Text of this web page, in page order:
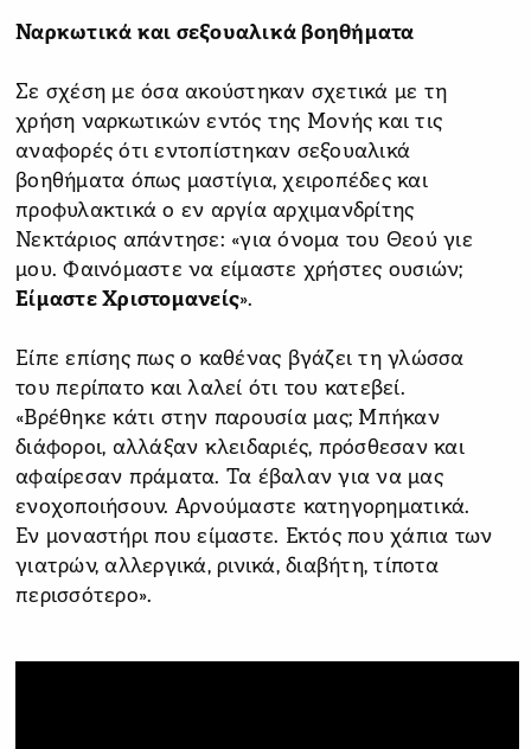
Ναρκωτικά και σεξουαλικά βοηθήματα
Σε σχέση με όσα ακούστηκαν σχετικά με τη
χρήση ναρκωτικών εντός της Μονής και τις
αναφορές ότι εντοπίστηκαν σεξουαλικά
βοηθήματα όπως μαστίγια, χειροπέδες και
προφυλακτικά ο εν αργία αρχιμανδρίτης
Νεκτάριος απάντησε: «για όνομα του Θεού γιε
μου. Φαινόμαστε να είμαστε χρήστες ουσιών;
Είμαστε Χριστομανείς».
Είπε επίσης πως ο καθένας βγάζει τη γλώσσα
του περίπατο και λαλεί ότι του κατεβεί.
«Βρέθηκε κάτι στην παρουσία μας; Μπήκαν
διάφοροι, αλλάξαν κλειδαριές, πρόσθεσαν και
αφαίρεσαν πράματα. Τα έβαλαν για να μας
ενοχοποιήσουν. Αρνούμαστε κατηγορηματικά.
Εν μοναστήρι που είμαστε. Εκτός που χάπια των
γιατρών, αλλεργικά, ρινικά, διαβήτη, τίποτα
περισσότερο».